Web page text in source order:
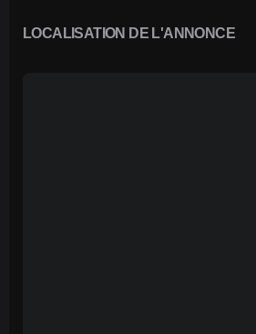
LOCALISATION DE L'ANNONCE